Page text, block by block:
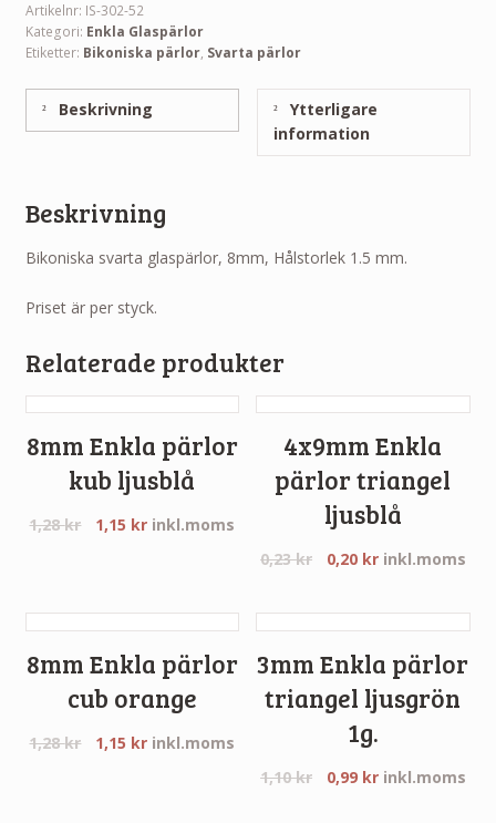
Artikelnr: IS-302-52
Kategori: Enkla Glaspärlor
Etiketter: Bikoniska pärlor, Svarta pärlor
Beskrivning
Ytterligare
information
Beskrivning
Bikoniska svarta glaspärlor, 8mm, Hålstorlek 1.5 mm.
Priset är per styck.
Relaterade produkter
8mm Enkla pärlor
kub ljusblå
1,28kr 1,15 kr inkl.moms
4x9mm Enkla
pärlor triangel
ljusblå
0,23kr 0,20 kr inkl.moms
8mm Enkla pärlor
cub orange
1,28kr 1,15 kr inkl.moms
3mm Enkla pärlor
triangel ljusgrön
1g.
1,10kr 0,99 kr inkl.moms